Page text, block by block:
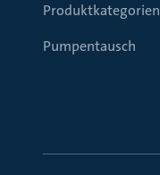
Produktkategorien
Pumpentausch